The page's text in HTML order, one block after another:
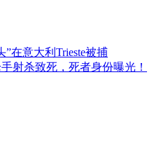
在意大利Trieste被捕
射杀致死，死者身份曝光！